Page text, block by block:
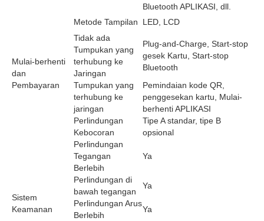
Bluetooth APLIKASI, dll.
Metode Tampilan
LED, LCD
Mulai-berhenti
dan
Pembayaran
Tidak ada
Tumpukan yang
terhubung ke
Jaringan
Plug-and-Charge, Start-stop
gesek Kartu, Start-stop
Bluetooth
Tumpukan yang
terhubung ke
jaringan
Pemindaian kode QR,
penggesekan kartu, Mulai-
berhenti APLIKASI
Sistem
Keamanan
Perlindungan
Kebocoran
Tipe A standar, tipe B
opsional
Perlindungan
Tegangan
Berlebih
Ya
Perlindungan di
bawah tegangan
Ya
Perlindungan Arus
Berlebih
Ya